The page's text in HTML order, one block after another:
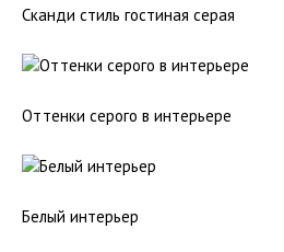
Сканди стиль гостиная серая
Оттенки серого в интерьере
Белый интерьер